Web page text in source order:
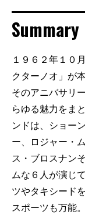
Summary
１９６２年１０
クターノオ」が
そのアニバサリ
らゆる魅力をま
ンドは、ショー
ー、ロジャー・
ス・ブロスナン
ムな６人が演じ
ツやタキシード
スポーツも万能